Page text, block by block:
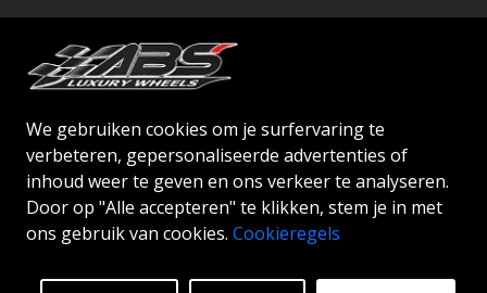
We gebruiken cookies om je surfervaring te
verbeteren, gepersonaliseerde advertenties of
inhoud weer te geven en ons verkeer te analyseren.
Door op "Alle accepteren" te klikken, stem je in met
ons gebruik van cookies. Cookieregels
Dealeraccount aanvragen